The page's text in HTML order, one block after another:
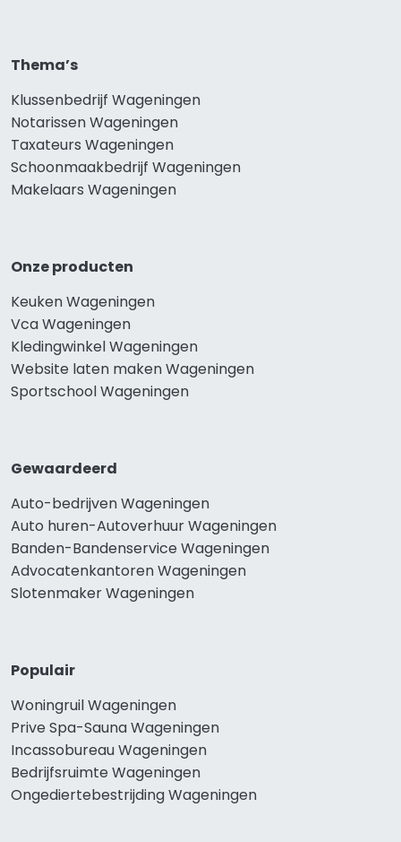
Thema’s
Klussenbedrijf Wageningen
Notarissen Wageningen
Taxateurs Wageningen
Schoonmaakbedrijf Wageningen
Makelaars Wageningen
Onze producten
Keuken Wageningen
Vca Wageningen
Kledingwinkel Wageningen
Website laten maken Wageningen
Sportschool Wageningen
Gewaardeerd
Auto-bedrijven Wageningen
Auto huren-Autoverhuur Wageningen
Banden-Bandenservice Wageningen
Advocatenkantoren Wageningen
Slotenmaker Wageningen
Populair
Woningruil Wageningen
Prive Spa-Sauna Wageningen
Incassobureau Wageningen
Bedrijfsruimte Wageningen
Ongediertebestrijding Wageningen